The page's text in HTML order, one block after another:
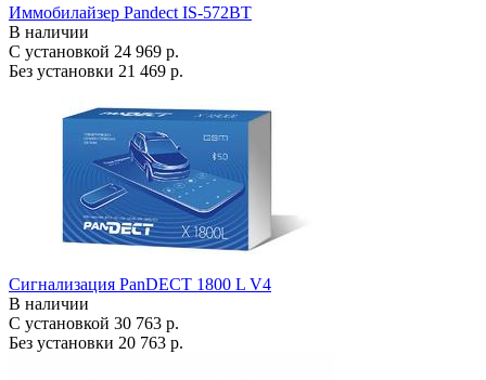
Иммобилайзер Pandect IS-572BT
В наличии
С установкой 24 969 р.
Без установки 21 469 р.
Сигнализация PanDECT 1800 L V4
В наличии
С установкой 30 763 р.
Без установки 20 763 р.